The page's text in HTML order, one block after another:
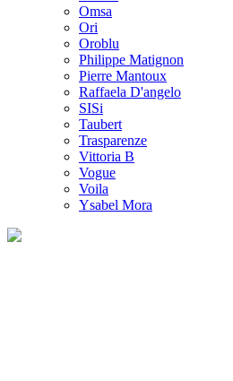
Omsa
Ori
Oroblu
Philippe Matignon
Pierre Mantoux
Raffaela D'angelo
SISi
Taubert
Trasparenze
Vittoria B
Vogue
Voila
Ysabel Mora